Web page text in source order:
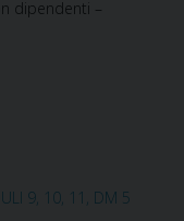
dipendenti –
9, 10, 11, DM 5